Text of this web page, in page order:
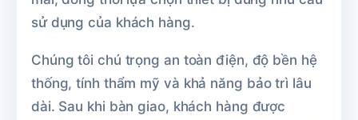
sử dụng của khách hàng.
Chúng tôi chú trọng an toàn điện, độ bền hệ
thống, tính thẩm mỹ và khả năng bảo trì lâu
dài. Sau khi bàn giao, khách hàng được